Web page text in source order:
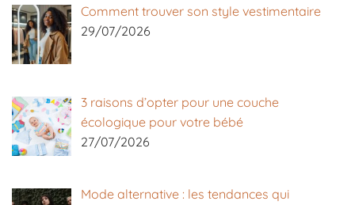
Comment trouver son style vestimentaire
29/07/2026
3 raisons d’opter pour une couche
écologique pour votre bébé
27/07/2026
Mode alternative : les tendances qui